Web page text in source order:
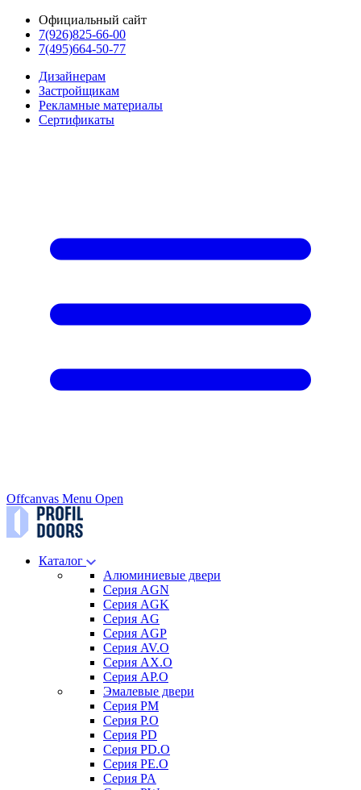
Официальный сайт
7(926)825-66-00
7(495)664-50-77
Дизайнерам
Застройщикам
Рекламные материалы
Сертификаты
Offcanvas Menu Open
Каталог
Алюминиевые двери
Серия AGN
Серия AGK
Серия AG
Серия AGP
Серия AV.O
Серия AX.O
Серия AP.O
Эмалевые двери
Серия PM
Серия P.O
Серия PD
Серия PD.O
Серия PE.O
Серия PA